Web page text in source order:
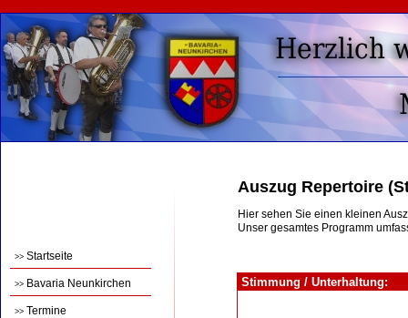
>> Startseite
>> Bavaria Neunkirchen
>> Termine
Auszug Repertoire
Hier sehen Sie einen kleinen
Unser gesamtes Programm
Stimmung / Unterhaltung: